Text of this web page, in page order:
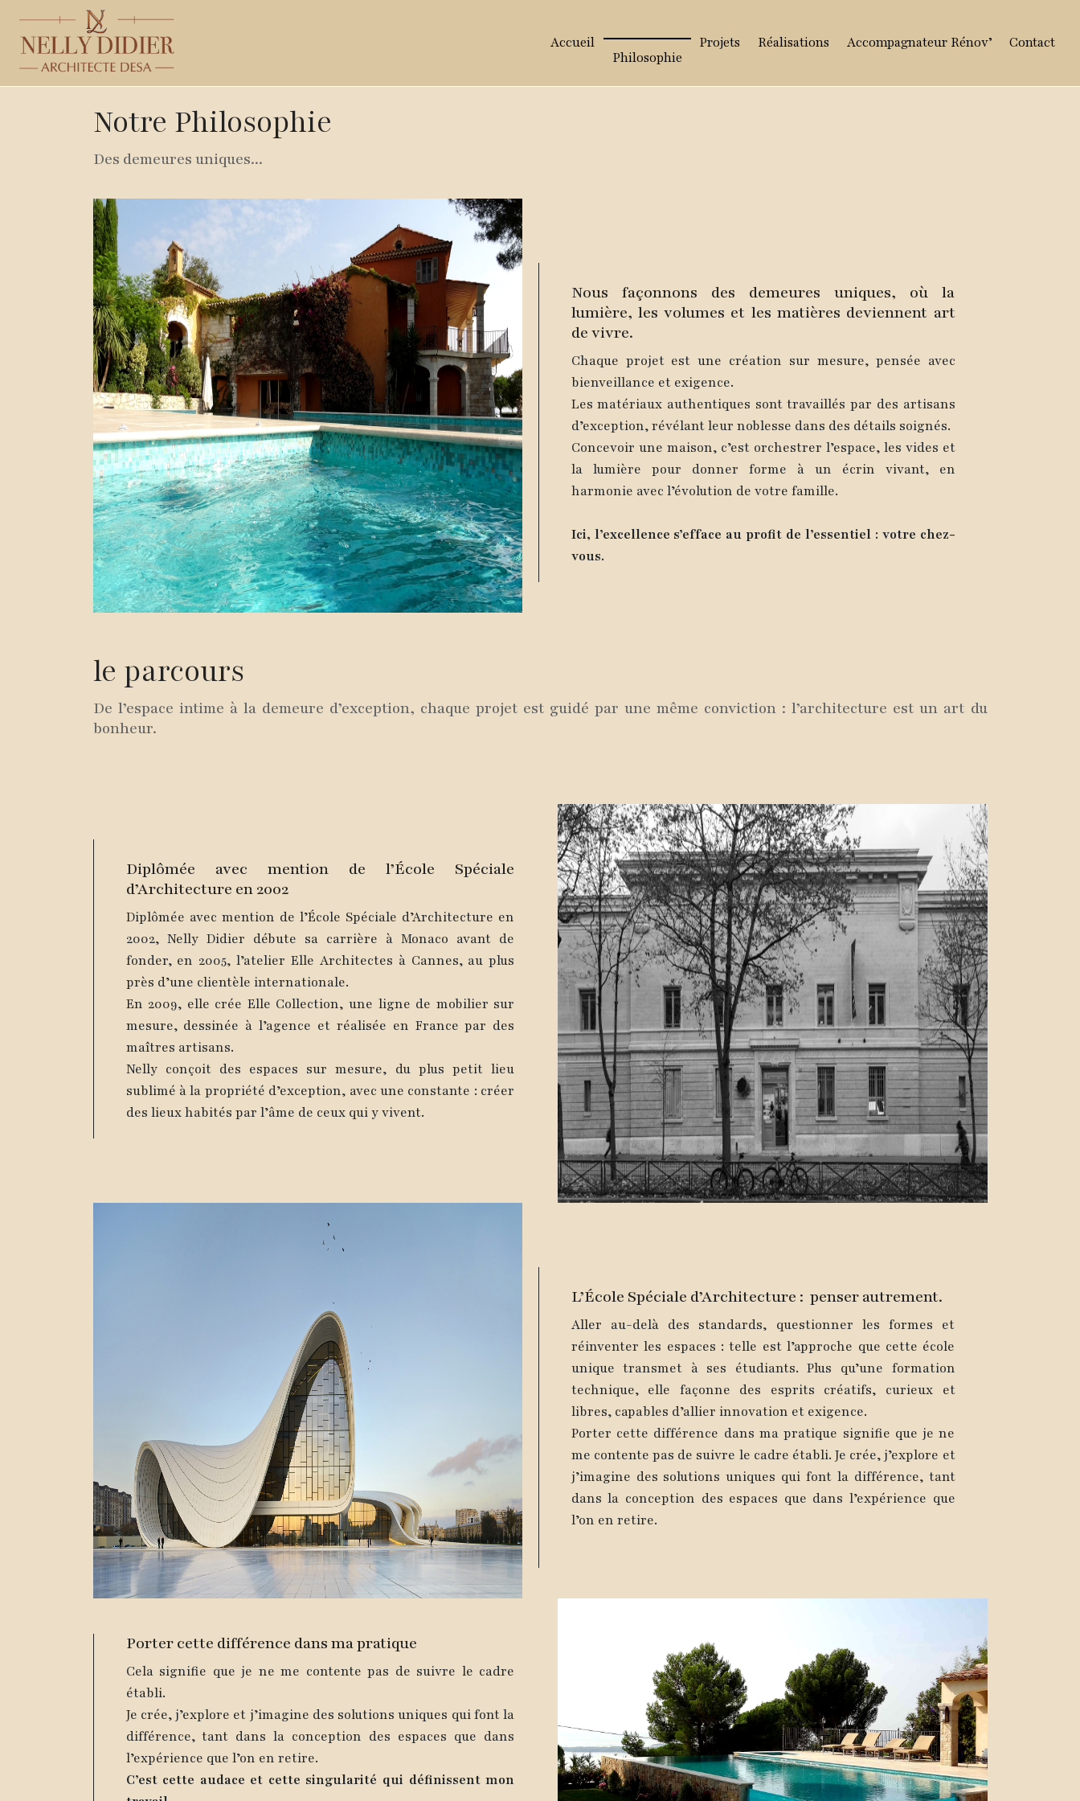
Accueil
Philosophie
Projets Réalisations Accompagnateur Rénov’ Contact
Notre Philosophie
Des demeures uniques...
Nous façonnons des demeures uniques, où la
lumière, les volumes et les matières deviennent art
de vivre.
Chaque projet est une création sur mesure, pensée avec
bienveillance et exigence.
Les matériaux authentiques sont travaillés par des artisans
d’exception, révélant leur noblesse dans des détails soignés.
Concevoir une maison, c’est orchestrer l’espace, les vides et
la lumière pour donner forme à un écrin vivant, en
harmonie avec l’évolution de votre famille.
Ici, l’excellence s’efface au profit de l’essentiel : votre chez-
vous.
le parcours
De l’espace intime à la demeure d’exception, chaque projet est guidé par une même conviction : l’architecture est un art du
bonheur.
Diplômée avec mention de l’École Spéciale
d’Architecture en 2002
Diplômée avec mention de l’École Spéciale d’Architecture en
2002, Nelly Didier débute sa carrière à Monaco avant de
fonder, en 2005, l’atelier Elle Architectes à Cannes, au plus
près d’une clientèle internationale.
En 2009, elle crée Elle Collection, une ligne de mobilier sur
mesure, dessinée à l’agence et réalisée en France par des
maîtres artisans.
Nelly conçoit des espaces sur mesure, du plus petit lieu
sublimé à la propriété d’exception, avec une constante : créer
des lieux habités par l’âme de ceux qui y vivent.
L’École Spéciale d’Architecture : penser autrement.
Aller au-delà des standards, questionner les formes et
réinventer les espaces : telle est l’approche que cette école
unique transmet à ses étudiants. Plus qu’une formation
technique, elle façonne des esprits créatifs, curieux et
libres, capables d’allier innovation et exigence.
Porter cette différence dans ma pratique signifie que je ne
me contente pas de suivre le cadre établi. Je crée, j’explore et
j’imagine des solutions uniques qui font la différence, tant
dans la conception des espaces que dans l’expérience que
l’on en retire.
Porter cette différence dans ma pratique
Cela signifie que je ne me contente pas de suivre le cadre
établi.
Je crée, j’explore et j’imagine des solutions uniques qui font la
différence, tant dans la conception des espaces que dans
l’expérience que l’on en retire.
C’est cette audace et cette singularité qui définissent mon